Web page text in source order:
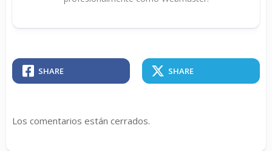
SHARE SHARE
Los comentarios están cerrados.